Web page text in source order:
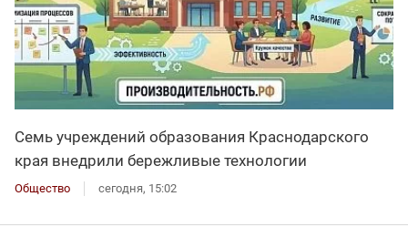
Семь учреждений образования Краснодарского
края внедрили бережливые технологии
Общество сегодня, 15:02